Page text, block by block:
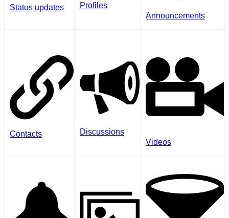
Status updates
Profiles
Announcements
Contacts
Discussions
Videos